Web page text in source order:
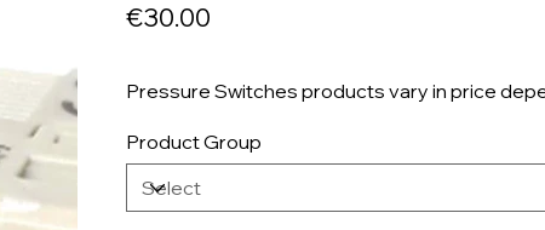
€30.00
Pressure Switches products vary in price
Product Group